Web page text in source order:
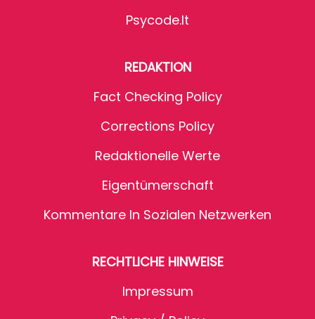
Psycode.it
REDAKTION
Fact Checking Policy
Corrections Policy
Redaktionelle Werte
Eigentümerschaft
Kommentare In Sozialen Netzwerken
RECHTLICHE HINWEISE
Impressum